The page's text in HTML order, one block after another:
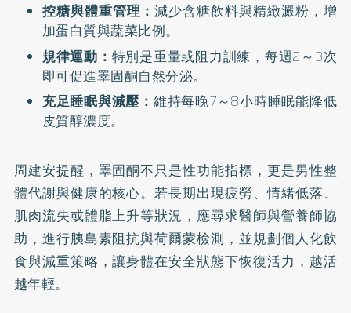
控糖與體重管理：減少含糖飲料與精緻澱粉，增
加蛋白質與蔬菜比例。
規律運動： 特別是重量或阻力訓練，每週2～3次
即可促進睪固酮自然分泌。
充足睡眠與減壓： 維持每晚7～8小時睡眠能降低
皮質醇濃度。
周建安提醒，睪固酮不只是性功能指標，更是男性整
體代謝與健康的核心。若長期出現疲勞、情緒低落、
肌肉流失或體脂上升等狀況，應尋求醫師與營養師協
助，進行胰島素阻抗與荷爾蒙檢測，並規劃個人化飲
食與減重策略，讓身體在安全狀態下恢復活力，越活
越年輕。